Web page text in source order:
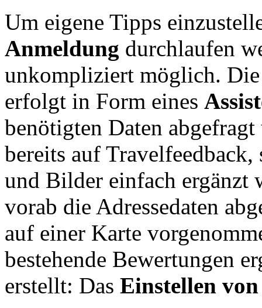
Um eigene Tipps
Anmeldung durchlaufen
unkompliziert möglich.
erfolgt in Form eines
benötigten Daten
bereits auf
und Bilder einfach ergänzt
vorab die Adressedaten
auf einer Karte
bestehende Bewertungen
erstellt: Das Einstellen